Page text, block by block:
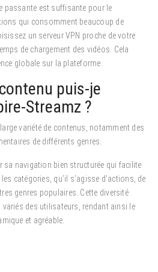
passante est suffisante pour le
qui consomment beaucoup de
un serveur VPN proche de votre
de chargement des vidéos. Cela
globale sur la plateforme.
puis-je
Streamz ?
variété de contenus, notamment des
de différents genres.
sa navigation bien structurée qui facilite
catégories, qu’il s’agisse d’actions, de
genres populaires. Cette diversité
variés des utilisateurs, rendant ainsi le
et agréable.